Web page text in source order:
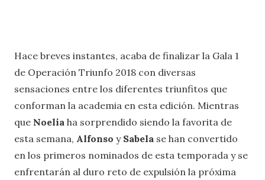
Hace breves instantes, acaba de finalizar la Gala 1
de Operación Triunfo 2018 con diversas
sensaciones entre los diferentes triunfitos que
conforman la academia en esta edición. Mientras
que Noelia ha sorprendido siendo la favorita de
esta semana, Alfonso y Sabela se han convertido
en los primeros nominados de esta temporada y se
enfrentarán al duro reto de expulsión la próxima